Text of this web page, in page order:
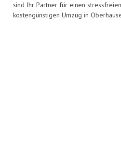
sind Ihr Partner für einen
kostengünstigen Umzug in